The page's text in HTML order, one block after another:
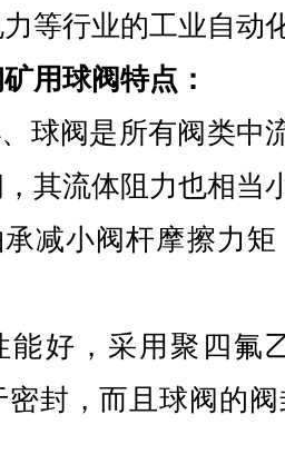
等行业的工业自动
用球阀特点：
球阀是所有阀类中
其流体阻力也相当
减小阀杆摩擦力
能好，采用聚四氟
密封，而且球阀的